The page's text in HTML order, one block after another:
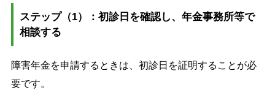
ステップ（1）：初診日を確認し、年金事務所等で
相談する
障害年金を申請するときは、初診日を証明することが必
要です。